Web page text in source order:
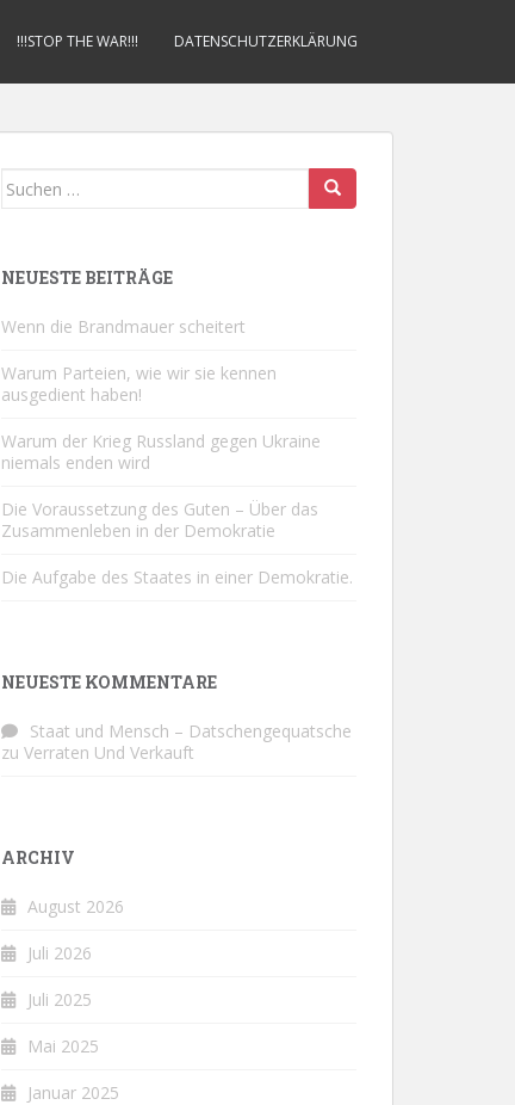
!!!STOP THE WAR!!! DATENSCHUTZERKLÄRUNG
Suchen
NEUESTE BEITRÄGE
Wenn die Brandmauer scheitert
Warum Parteien, wie wir sie kennen
ausgedient haben!
Warum der Krieg Russland gegen Ukraine
niemals enden wird
Die Voraussetzung des Guten – Über das
Zusammenleben in der Demokratie
Die Aufgabe des Staates in einer Demokratie.
NEUESTE KOMMENTARE
Staat und Mensch – Datschengequatsche
zu Verraten Und Verkauft
ARCHIV
August 2026
Juli 2026
Juli 2025
Mai 2025
Januar 2025